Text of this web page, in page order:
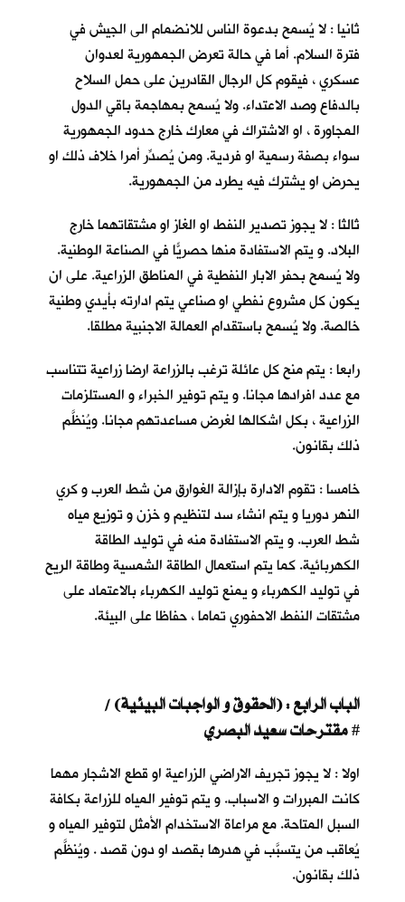
ثانيا : لا يُسمح بدعوة الناس للانضمام الى الجيش في
فترة السلام. أما في حالة تعرض الجمهورية لعدوان
عسكري ، فيقوم كل الرجال القادرين على حمل السلاح
بالدفاع وصد الاعتداء. ولا يُسمح بمهاجمة باقي الدول
المجاورة ، او الاشتراك في معارك خارج حدود الجمهورية
سواء بصفة رسمية او فردية. ومن يُصدِّر أمرا خلاف ذلك او
يحرض او يشترك فيه يطرد من الجمهورية.
ثالثا : لا يجوز تصدير النفط او الغاز او مشتقاتهما خارج
البلاد. و يتم الاستفادة منها حصريّاً في الصناعة الوطنية.
ولا يُسمح بحفر الابار النفطية في المناطق الزراعية. على ان
يكون كل مشروع نفطي او صناعي يتم ادارته بأيدي وطنية
خالصة. ولا يُسمح باستقدام العمالة الاجنبية مطلقا.
رابعا : يتم منح كل عائلة ترغب بالزراعة ارضا زراعية تتناسب
مع عدد افرادها مجانا. و يتم توفير الخبراء و المستلزمات
الزراعية ، بكل اشكالها لغرض مساعدتهم مجانا. ويُنظَّم
ذلك بقانون.
خامسا : تقوم الادارة بإزالة الغوارق من شط العرب و كري
النهر دوريا و يتم انشاء سد لتنظيم و خزن و توزيع مياه
شط العرب. و يتم الاستفادة منه في توليد الطاقة
الكهربائية. كما يتم استعمال الطاقة الشمسية وطاقة الريح
في توليد الكهرباء و يمنع توليد الكهرباء بالاعتماد على
مشتقات النفط الاحفوري تماما ، حفاظا على البيئة.
الباب الرابع : (الحقوق و الواجبات البيئية) /
#
اولا : لا يجوز تجريف الاراضي الزراعية او قطع الاشجار مهما
كانت المبررات و الاسباب. و يتم توفير المياه للزراعة بكافة
السبل المتاحة. مع مراعاة الاستخدام الأمثل لتوفير المياه و
يُعاقب من يتسبَّب في هدرها بقصد او دون قصد . ويُنظَّم
ذلك بقانون.